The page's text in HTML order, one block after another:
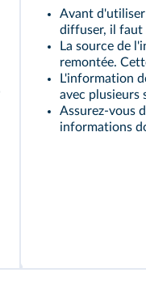
Avant
diffuser, il faut
La source de
remontée.
L'information
avec plusieurs
Assurez‑vous
informations